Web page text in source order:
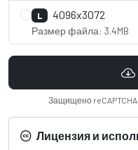
L 4096x3072
Размер файла: 3.4MB
Защищено reCAPTCHA
Лицензия и